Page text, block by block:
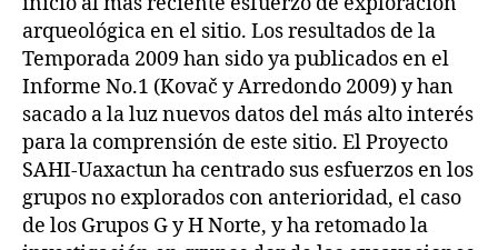
arqueológica en el sitio. Los resultados de la
Temporada 2009 han sido ya publicados en el
Informe No.1 (Kovač y Arredondo 2009) y han
sacado a la luz nuevos datos del más alto interés
para la comprensión de este sitio. El Proyecto
SAHI-Uaxactun ha centrado sus esfuerzos en los
grupos no explorados con anterioridad, el caso
de los Grupos G y H Norte, y ha retomado la